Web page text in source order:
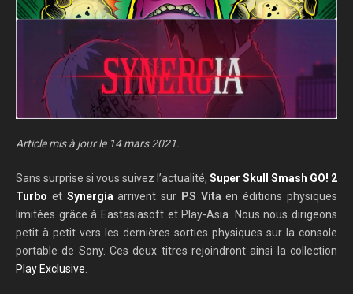
Article mis à jour le 14 mars 2021.
Sans surprise si vous suivez l’actualité, Super Skull Smash GO! 2
Turbo et Synergiaarrivent sur PS Vita en éditions physiques
limitées grâce à Eastasiasoft et Play-Asia. Nous nous dirigeons
petit à petit vers les dernières sorties physiques sur la console
portable de Sony. Ces deux titres rejoindront ainsi la collection
Play Exclusive.